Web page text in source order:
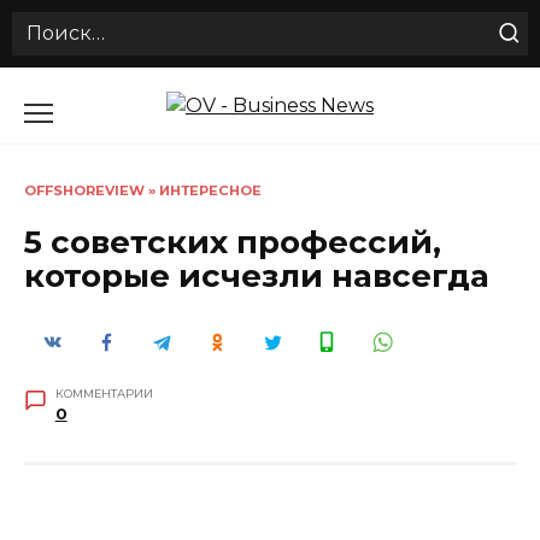
Search
OFFSHOREVIEW » ИНТЕРЕСНОЕ
5 советских профессий,
которые исчезли навсегда
КОММЕНТАРИИ
0